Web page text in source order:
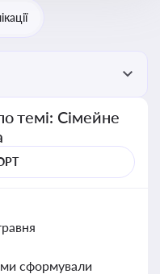
дитини,
темі: Сімейне
ми сформували